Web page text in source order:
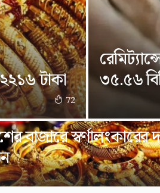
টাকা
72
৩৫.৫৬
বাজারে স্বর্ণালংকারের